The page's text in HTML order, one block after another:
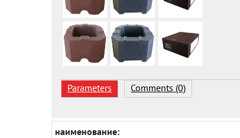
Parameters Comments (0)
наименование: